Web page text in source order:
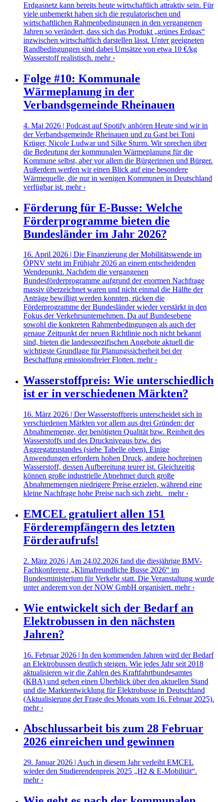
Erdgasnetz kann bereits heute wirtschaftlich attraktiv sein. Für
viele unbemerkt haben sich die regulatorischen und
wirtschaftlichen Rahmenbedingungen in den vergangenen
Jahren so verändert, dass sich das Produkt „grünes Erdgas“
inzwischen wirtschaftlich darstellen lässt. Unter geeigneten
Randbedingungen sind dabei Umsätze von etwa 10 €/kg
Wasserstoff realistisch. mehr ›
Folge #10: Kommunale
Wärmeplanung in der
Verbandsgemeinde Rheinauen
4. Mai 2026 | Podcast auf Spotify anhören Heute sind wir in
der Verbandsgemeinde Rheinauen und zu Gast bei Toni
Krüger, Nicole Ludwar und Silke Sturm. Wir sprechen über
die Bedeutung der kommunalen Wärmeplanung für die
Kommune selbst, aber vor allem die Bürgerinnen und Bürger.
Außerdem werfen wir einen Blick auf eine besondere
Wärmequelle, die nur in wenigen Kommunen in Deutschland
verfügbar ist. mehr ›
Förderung für E-Busse: Welche
Förderprogramme bieten die
Bundesländer im Jahr 2026?
16. April 2026 | Die Finanzierung der Mobilitätswende im
ÖPNV steht im Frühjahr 2026 an einem entscheidenden
Wendepunkt. Nachdem die vergangenen
Bundesförderprogramme aufgrund der enormen Nachfrage
massiv überzeichnet waren und nicht einmal die Hälfte der
Anträge bewilligt werden konnten, rücken die
Förderprogramme der Bundesländer wieder verstärkt in den
Fokus der Verkehrsunternehmen. Da auf Bundesebene
sowohl die konkreten Rahmenbedingungen als auch der
genaue Zeitpunkt der neuen Richtlinie noch nicht bekannt
sind, bieten die landesspezifischen Angebote aktuell die
wichtigste Grundlage für Planungssicherheit bei der
Beschaffung emissionsfreier Flotten. mehr ›
Wasserstoffpreis: Wie unterschiedlich
ist er in verschiedenen Märkten?
16. März 2026 | Der Wasserstoffpreis unterscheidet sich in
verschiedenen Märkten vor allem aus drei Gründen: der
Abnahmemenge, der benötigten Qualität bzw. Reinheit des
Wasserstoffs und des Druckniveaus bzw. des
Aggregatzustandes (siehe Tabelle oben). Einige
Anwendungen erfordern hohen Druck, andere hochreinen
Wasserstoff, dessen Aufbereitung teurer ist. Gleichzeitig
können große industrielle Abnehmer durch große
Abnahmemengen niedrigere Preise erzielen, während eine
kleine Nachfrage hohe Preise nach sich zieht. mehr ›
EMCEL gratuliert allen 151
Förderempfängern des letzten
Förderaufrufs!
2. März 2026 | Am 24.02.2026 fand die diesjährige BMV-
Fachkonferenz „Klimafreundliche Busse 2026“ im
Bundesministerium für Verkehr statt. Die Veranstaltung wurde
unter anderem von der NOW GmbH organisiert. mehr ›
Wie entwickelt sich der Bedarf an
Elektrobussen in den nächsten
Jahren?
16. Februar 2026 | In den kommenden Jahren wird der Bedarf
an Elektrobussen deutlich steigen. Wie jedes Jahr seit 2018
aktualisieren wir die Zahlen des Kraftfahrtbundesamtes
(KBA) und geben einen Überblick über den aktuellen Stand
und die Marktentwicklung für Elektrobusse in Deutschland
(Aktualisierung der Frage des Monats vom 16. Februar 2025).
mehr ›
Abschlussarbeit bis zum 28 Februar
2026 einreichen und gewinnen
29. Januar 2026 | Auch in diesem Jahr verleiht EMCEL
wieder den Studierendenpreis 2025 „H2 & E-Mobilität“.
mehr ›